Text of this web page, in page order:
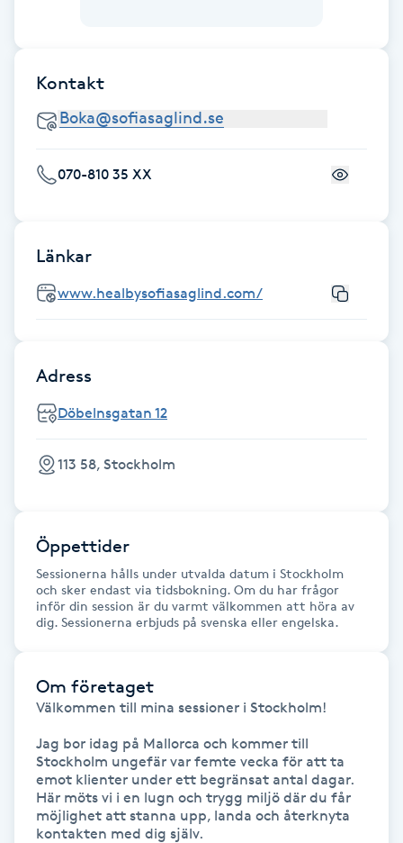
Fransar
Fransborttagning
Fransfärgning
Fransförlängning Megavolym
Fransförlängning Volym
Fransk manikyr
Fransrengöring
Friskvård
Friskvårdsmassage
Färgning
Föning
Kontakt
070-810 35 XX
Länkar
www.healbysofiasaglind.com/
Adress
Döbelnsgatan 12
113 58, Stockholm
Öppettider
Sessionerna hålls under utvalda datum i Stockholm
och sker endast via tidsbokning. Om du har frågor
inför din session är du varmt välkommen att höra av
dig. Sessionerna erbjuds på svenska eller engelska.
Om företaget
Välkommen till mina sessioner i Stockholm!
Jag bor idag på Mallorca och kommer till
Stockholm ungefär var femte vecka för att ta
emot klienter under ett begränsat antal dagar.
Här möts vi i en lugn och trygg miljö där du får
möjlighet att stanna upp, landa och återknyta
kontakten med dig själv.